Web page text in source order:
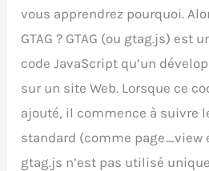
vous apprendrez pourquoi.
GTAG ? GTAG (ou gtag.js) est
code JavaScript qu’un
sur un site Web. Lorsque ce
ajouté, il commence à suivre
standard (comme page_view
gtag.js n’est pas utilisé